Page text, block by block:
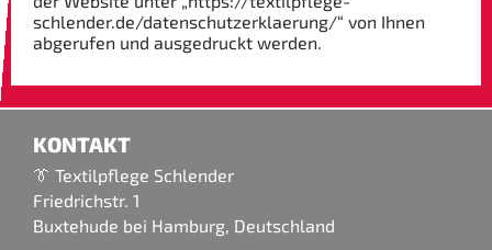
schlender.de/datenschutzerklaerung/“ von Ihnen
abgerufen und ausgedruckt werden.
KONTAKT
👔 Textilpflege Schlender
Friedrichstr. 1
Buxtehude bei Hamburg, Deutschland